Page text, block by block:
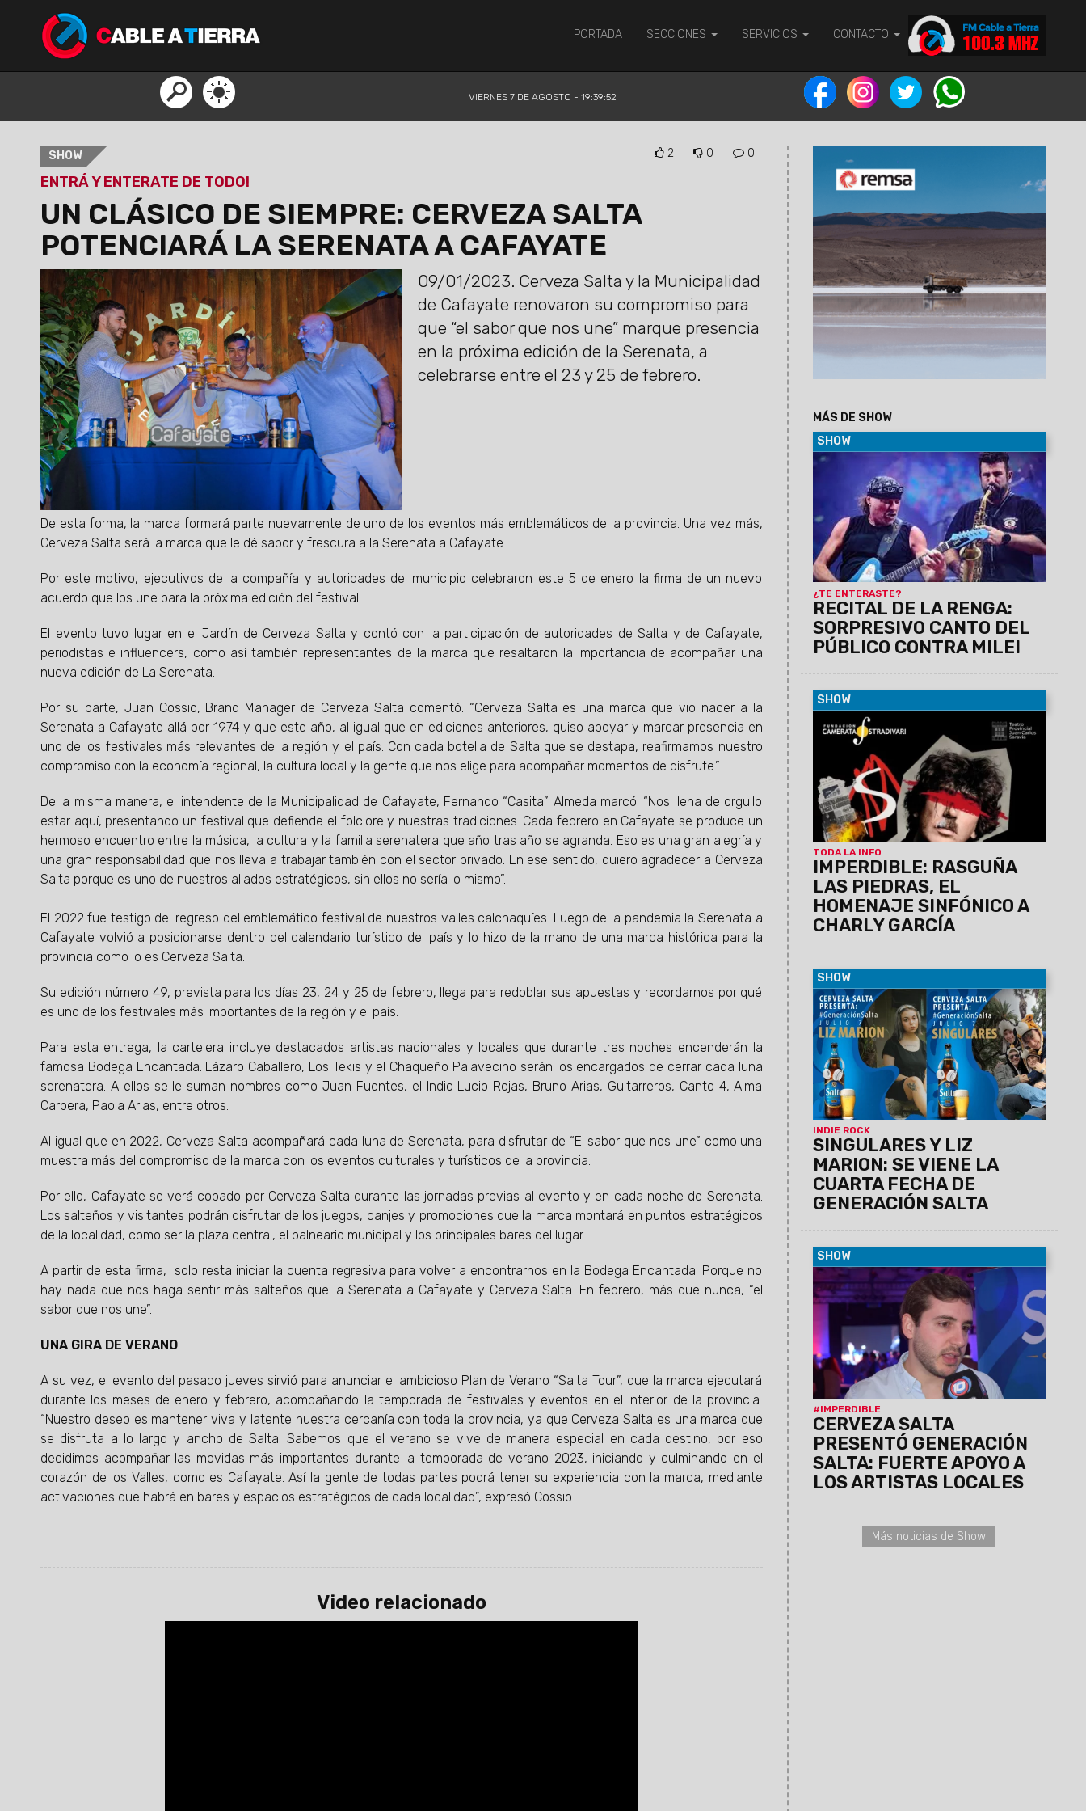
PORTADA SECCIONES SERVICIOS CONTACTO
VIERNES 7 DE AGOSTO - 19:39:53
SHOW 2 0 0
ENTRÁ Y ENTERATE DE TODO!
UN CLÁSICO DE SIEMPRE: CERVEZA SALTA
POTENCIARÁ LA SERENATA A CAFAYATE
09/01/2023. Cerveza Salta y la Municipalidad
de Cafayate renovaron su compromiso para
que “el sabor que nos une” marque presencia
en la próxima edición de la Serenata, a
celebrarse entre el 23 y 25 de febrero.
De esta forma, la marca formará parte nuevamente de uno de los eventos más emblemáticos de la provincia. Una vez más,
Cerveza Salta será la marca que le dé sabor y frescura a la Serenata a Cafayate.
Por este motivo, ejecutivos de la compañía y autoridades del municipio celebraron este 5 de enero la firma de un nuevo
acuerdo que los une para la próxima edición del festival.
El evento tuvo lugar en el Jardín de Cerveza Salta y contó con la participación de autoridades de Salta y de Cafayate,
periodistas e influencers, como así también representantes de la marca que resaltaron la importancia de acompañar una
nueva edición de La Serenata.
Por su parte, Juan Cossio, Brand Manager de Cerveza Salta comentó: “Cerveza Salta es una marca que vio nacer a la
Serenata a Cafayate allá por 1974 y que este año, al igual que en ediciones anteriores, quiso apoyar y marcar presencia en
uno de los festivales más relevantes de la región y el país. Con cada botella de Salta que se destapa, reafirmamos nuestro
compromiso con la economía regional, la cultura local y la gente que nos elige para acompañar momentos de disfrute.”
De la misma manera, el intendente de la Municipalidad de Cafayate, Fernando “Casita” Almeda marcó: “Nos llena de orgullo
estar aquí, presentando un festival que defiende el folclore y nuestras tradiciones. Cada febrero en Cafayate se produce un
hermoso encuentro entre la música, la cultura y la familia serenatera que año tras año se agranda. Eso es una gran alegría y
una gran responsabilidad que nos lleva a trabajar también con el sector privado. En ese sentido, quiero agradecer a Cerveza
Salta porque es uno de nuestros aliados estratégicos, sin ellos no sería lo mismo”.
El 2022 fue testigo del regreso del emblemático festival de nuestros valles calchaquíes. Luego de la pandemia la Serenata a
Cafayate volvió a posicionarse dentro del calendario turístico del país y lo hizo de la mano de una marca histórica para la
provincia como lo es Cerveza Salta.
Su edición número 49, prevista para los días 23, 24 y 25 de febrero, llega para redoblar sus apuestas y recordarnos por qué
es uno de los festivales más importantes de la región y el país.
Para esta entrega, la cartelera incluye destacados artistas nacionales y locales que durante tres noches encenderán la
famosa Bodega Encantada. Lázaro Caballero, Los Tekis y el Chaqueño Palavecino serán los encargados de cerrar cada luna
serenatera. A ellos se le suman nombres como Juan Fuentes, el Indio Lucio Rojas, Bruno Arias, Guitarreros, Canto 4, Alma
Carpera, Paola Arias, entre otros.
Al igual que en 2022, Cerveza Salta acompañará cada luna de Serenata, para disfrutar de “El sabor que nos une” como una
muestra más del compromiso de la marca con los eventos culturales y turísticos de la provincia.
Por ello, Cafayate se verá copado por Cerveza Salta durante las jornadas previas al evento y en cada noche de Serenata.
Los salteños y visitantes podrán disfrutar de los juegos, canjes y promociones que la marca montará en puntos estratégicos
de la localidad, como ser la plaza central, el balneario municipal y los principales bares del lugar.
A partir de esta firma, solo resta iniciar la cuenta regresiva para volver a encontrarnos en la Bodega Encantada. Porque no
hay nada que nos haga sentir más salteños que la Serenata a Cafayate y Cerveza Salta. En febrero, más que nunca, “el
sabor que nos une”.
UNA GIRA DE VERANO
A su vez, el evento del pasado jueves sirvió para anunciar el ambicioso Plan de Verano “Salta Tour”, que la marca ejecutará
durante los meses de enero y febrero, acompañando la temporada de festivales y eventos en el interior de la provincia.
“Nuestro deseo es mantener viva y latente nuestra cercanía con toda la provincia, ya que Cerveza Salta es una marca que
se disfruta a lo largo y ancho de Salta. Sabemos que el verano se vive de manera especial en cada destino, por eso
decidimos acompañar las movidas más importantes durante la temporada de verano 2023, iniciando y culminando en el
corazón de los Valles, como es Cafayate. Así la gente de todas partes podrá tener su experiencia con la marca, mediante
activaciones que habrá en bares y espacios estratégicos de cada localidad”, expresó Cossio.
Video relacionado
MÁS DE SHOW
SHOW
¿TE ENTERASTE?
RECITAL DE LA RENGA:
SORPRESIVO CANTO DEL
PÚBLICO CONTRA MILEI
07/01/2024 La banda tuvo su recital
en Racing que duró alrededor de tres
horas con alrededor de 30 canciones y
esto pasó cuando el público se refirió al
presidente.
SHOW
TODA LA INFO
IMPERDIBLE: RASGUÑA
LAS PIEDRAS, EL
HOMENAJE SINFÓNICO A
CHARLY GARCÍA
11/07/2023
El miércoles 12 de julio a
las 20, la Camerata Stradivari ofrecerá
un nuevo concierto en el marco de los
homenajes a grandes compositores
argentinos. El mismo tendrá lugar en el
Teatro Provincial “Juan Carlos Saravia”
(Zuviría 70).
SHOW
INDIE ROCK
SINGULARES Y LIZ
MARION: SE VIENE LA
CUARTA FECHA DE
GENERACIÓN SALTA
22/06/2023
Liz Marion y Singulares
son los artistas elegidos para llevar
adelante la nueva fecha del ciclo musical
de Cerveza Salta. De esta forma, la Usina
Cultural volverá a encenderse el viernes
7 de julio a las 21 hs. con la cuarta
presentación de Generación Salta, un
espacio que llegó para quedarse.
SHOW
#IMPERDIBLE
CERVEZA SALTA
PRESENTÓ GENERACIÓN
SALTA: FUERTE APOYO A
LOS ARTISTAS LOCALES
04/04/2023 "Es un espacio que nació
de Boombox: un ciclo que contiene a
más de 20 artístas salteños. Desde
Cerveza Salta estamos convencidos de
que hay muchísimo talento en la
provincia", opinó Juan Cossio, Brand
Mánager de Cerveza Salta.
Más noticias de Show